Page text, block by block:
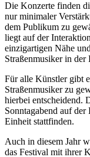
Die Konzerte finden
nur minimaler
dem Publikum zu
liegt auf der
einzigartigen Nähe
Straßenmusiker in der
Für alle Künstler gibt
Straßenmusiker zu
hierbei entscheidend.
Sonntagabend auf der
Einheit stattfinden.
Auch in diesem Jahr
das Festival mit ihrer